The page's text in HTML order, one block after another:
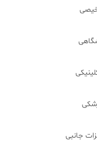
جانبی